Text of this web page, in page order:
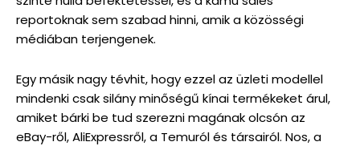
reportoknak sem szabad hinni, amik a közösségi
médiában terjengenek.
Egy másik nagy tévhit, hogy ezzel az üzleti modellel
mindenki csak silány minőségű kínai termékeket árul,
amiket bárki be tud szerezni magának olcsón az
eBay-ről, AliExpressről, a Temuról és társairól. Nos, a